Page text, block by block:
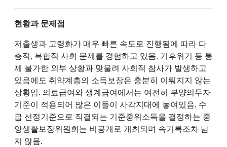
현황과 문제점
저출생과 고령화가 매우 빠른 속도로 진행됨에 따라 다
층적, 복합적 사회 문제를 경험하고 있음. 기후위기 등 통
제 불가한 외부 상황과 맞물려 사회적 참사가 발생하고
있음에도 취약계층의 소득보장은 충분히 이뤄지지 않는
상황임. 의료급여와 생계급여에서는 여전히 부양의무자
기준이 적용되어 많은 이들이 사각지대에 놓여있음. 수
급 선정기준으로 직결되는 기준중위소득을 결정하는 중
앙생활보장위원회는 비공개로 개최되며 속기록조차 남
지 않음.